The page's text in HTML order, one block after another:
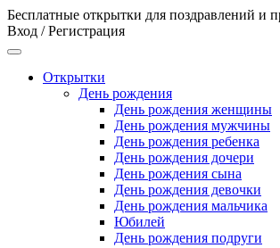
Бесплатные открытки для поздравлений и
Вход / Регистрация
Открытки
День рождения
День рождения женщины
День рождения мужчины
День рождения ребенка
День рождения дочери
День рождения сына
День рождения девочки
День рождения мальчика
Юбилей
День рождения подруги